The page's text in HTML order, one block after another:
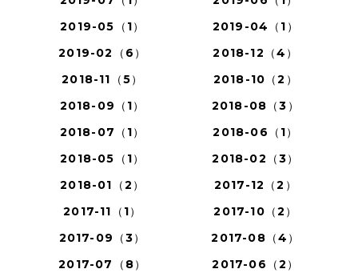
2019-05（1）
2019-04（1）
2019-02（6）
2018-12（4）
2018-11（5）
2018-10（2）
2018-09（1）
2018-08（3）
2018-07（1）
2018-06（1）
2018-05（1）
2018-02（3）
2018-01（2）
2017-12（2）
2017-11（1）
2017-10（2）
2017-09（3）
2017-08（4）
2017-07（8）
2017-06（2）